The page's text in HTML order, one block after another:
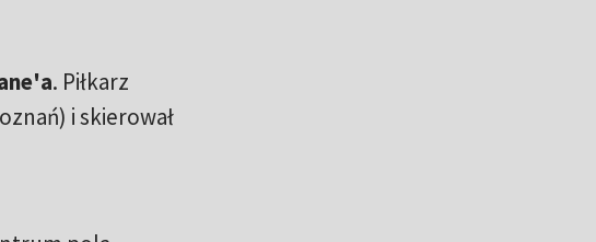
. Piłkarz
i skierował